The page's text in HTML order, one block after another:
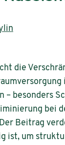
die
– besonders
bei
Beitrag
ist, um